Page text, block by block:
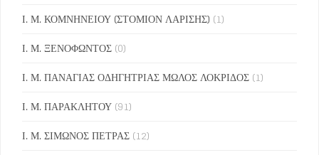
Ι. Μ. ΚΟΜΝΗΝΕΙΟΥ (ΣΤΟΜΙΟΝ ΛΑΡΙΣΗΣ) (1)
Ι. Μ. ΞΕΝΟΦΩΝΤΟΣ (0)
Ι. Μ. ΠΑΝΑΓΙΑΣ ΟΔΗΓΗΤΡΙΑΣ ΜΩΛΟΣ ΛΟΚΡΙΔΟΣ (1)
Ι. Μ. ΠΑΡΑΚΛΗΤΟΥ (91)
Ι. Μ. ΣΙΜΩΝΟΣ ΠΕΤΡΑΣ (12)